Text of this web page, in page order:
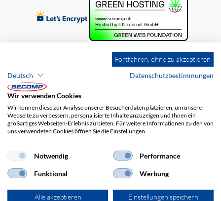
Brands Impressum
AGB
Haftungsausschluss
Versandkosten
Fortfahren, ohne zu akzeptieren
Deutsch
Datenschutzbestimmungen
Wir verwenden Cookies
Wir können diese zur Analyse unserer Besucherdaten platzieren, um unsere
Webseite zu verbessern, personalisierte Inhalte anzuzeigen und Ihnen ein
großartiges Webseiten-Erlebnis zu bieten. Für weitere Informationen zu den von
uns verwendeten Cookies öffnen Sie die Einstellungen.
Notwendig Performance
Funktional Werbung
Alle akzeptieren Einstellungen speichern